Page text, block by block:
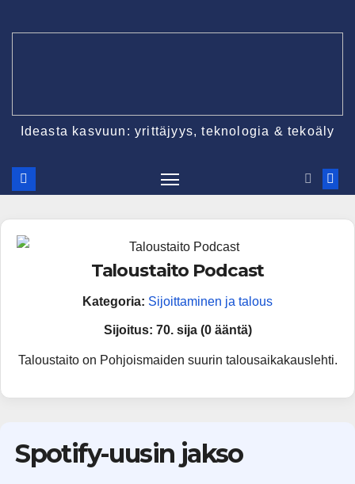
Ideasta kasvuun: yrittäjyys, teknologia & tekoäly
Taloustaito Podcast
Kategoria: Sijoittaminen ja talous
Sijoitus: 70. sija (0 ääntä)
Taloustaito on Pohjoismaiden suurin talousaikakauslehti.
Spotify-uusin jakso